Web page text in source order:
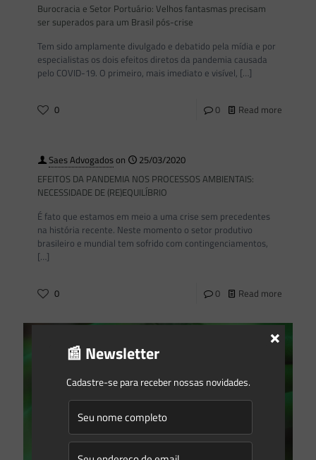
Burocracia e Setor Portuário: Velhos fantasmas precisam
ser superados para um Brasil pós-crise
Tem sido amplamente divulgado e debatido pela mídia e por
especialistas os dois efeitos diretos da pandemia causada
pelo COVID-19. O primeiro, mais imediato e visível, […]
0 0 Read more
Saes Advogadoson
25/03/2020
EFEITOS DA PANDEMIA NOS PROCESSOS AMBIENTAIS:
NECESSIDADE DE (RE)EQUILÍBRIO
É fato que estamos em meio a uma crise sem precedentes
na história recente. Neste momento o setor produtivo
brasileiro e mundial tem sofrido com contingenciamentos,
[…]
0 0 Read more
📰 Newsletter
Cadastre-se para receber nossas novidades.
×